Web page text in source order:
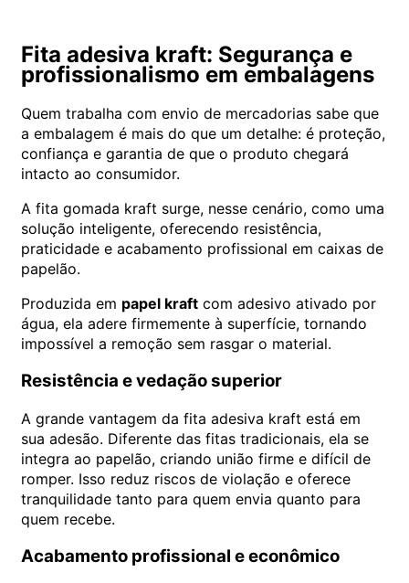
Fita adesiva kraft: Segurança e
profissionalismo em embalagens
Quem trabalha com envio de mercadorias sabe que
a embalagem é mais do que um detalhe: é proteção,
confiança e garantia de que o produto chegará
intacto ao consumidor.
A fita gomada kraft surge, nesse cenário, como uma
solução inteligente, oferecendo resistência,
praticidade e acabamento profissional em caixas de
papelão.
Produzida em papel kraft com adesivo ativado por
água, ela adere firmemente à superfície, tornando
impossível a remoção sem rasgar o material.
Resistência e vedação superior
A grande vantagem da fita adesiva kraft está em
sua adesão. Diferente das fitas tradicionais, ela se
integra ao papelão, criando união firme e difícil de
romper. Isso reduz riscos de violação e oferece
tranquilidade tanto para quem envia quanto para
quem recebe.
Acabamento profissional e econômico